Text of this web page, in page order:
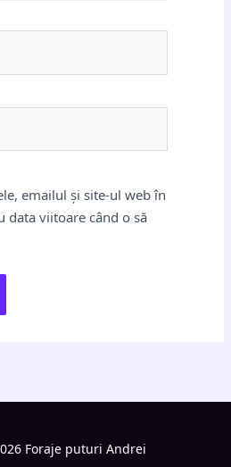
emailul și site-ul web în
data viitoare când o să
Foraje puturi Andrei